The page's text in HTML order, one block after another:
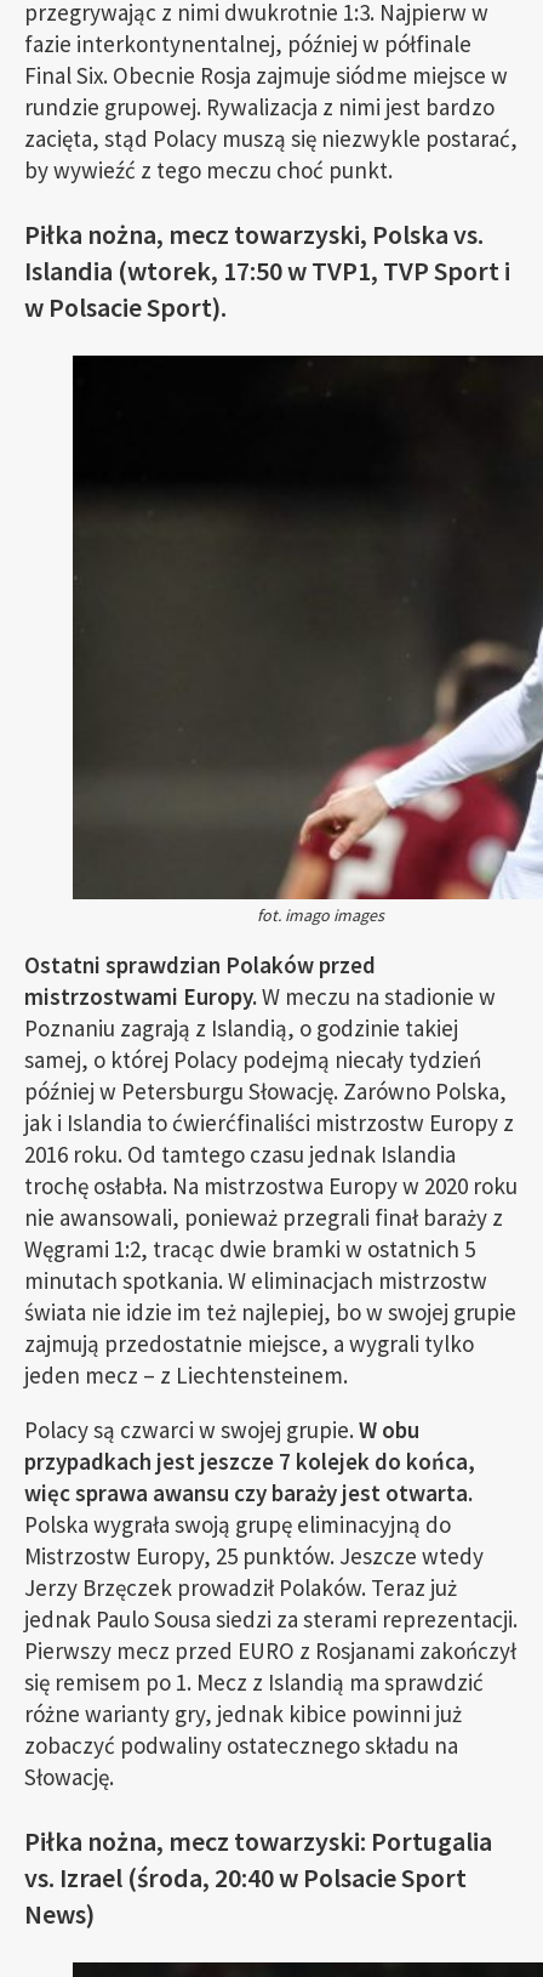
przegrywając z nimi dwukrotnie 1:3. Najpierw w
fazie interkontynentalnej, później w półfinale
Final Six. Obecnie Rosja zajmuje siódme miejsce w
rundzie grupowej. Rywalizacja z nimi jest bardzo
zacięta, stąd Polacy muszą się niezwykle postarać,
by wywieźć z tego meczu choć punkt.
Piłka nożna, mecz towarzyski, Polska vs.
Islandia (wtorek, 17:50 w TVP1, TVP Sport i
w Polsacie Sport).
fot. imago images
Ostatni sprawdzian Polaków przed
mistrzostwami Europy.W meczu na stadionie w
Poznaniu zagrają z Islandią, o godzinie takiej
samej, o której Polacy podejmą niecały tydzień
później w Petersburgu Słowację. Zarówno Polska,
jak i Islandia to ćwierćfinaliści mistrzostw Europy z
2016 roku. Od tamtego czasu jednak Islandia
trochę osłabła. Na mistrzostwa Europy w 2020 roku
nie awansowali, ponieważ przegrali finał baraży z
Węgrami 1:2, tracąc dwie bramki w ostatnich 5
minutach spotkania. W eliminacjach mistrzostw
świata nie idzie im też najlepiej, bo w swojej grupie
zajmują przedostatnie miejsce, a wygrali tylko
jeden mecz – z Liechtensteinem.
Polacy są czwarci w swojej grupie. W obu
przypadkach jest jeszcze 7 kolejek do końca,
więc sprawa awansu czy baraży jest otwarta.
Polska wygrała swoją grupę eliminacyjną do
Mistrzostw Europy, 25 punktów. Jeszcze wtedy
Jerzy Brzęczek prowadził Polaków. Teraz już
jednak Paulo Sousa siedzi za sterami reprezentacji.
Pierwszy mecz przed EURO z Rosjanami zakończył
się remisem po 1. Mecz z Islandią ma sprawdzić
różne warianty gry, jednak kibice powinni już
zobaczyć podwaliny ostatecznego składu na
Słowację.
Piłka nożna, mecz towarzyski: Portugalia
vs. Izrael (środa, 20:40 w Polsacie Sport
News)